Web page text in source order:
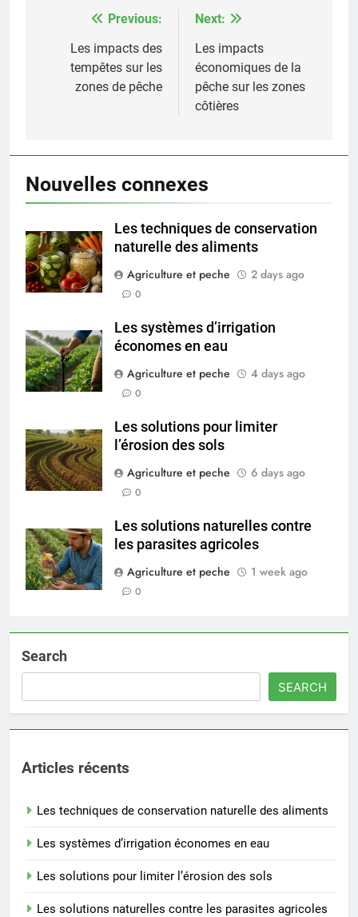
navigation
Previous:
Les impacts des
tempêtes sur les
zones de pêche
Next:
Les impacts
économiques de la
pêche sur les zones
côtières
Nouvelles connexes
Les techniques de conservation
naturelle des aliments
Agriculture et peche
2 days ago
0
Les systèmes d’irrigation
économes en eau
Agriculture et peche
4 days ago
0
Les solutions pour limiter
l’érosion des sols
Agriculture et peche
6 days ago
0
Les solutions naturelles contre
les parasites agricoles
Agriculture et peche
1 week ago
0
Search
SEARCH
Articles récents
Les techniques de conservation naturelle des aliments
Les systèmes d’irrigation économes en eau
Les solutions pour limiter l’érosion des sols
Les solutions naturelles contre les parasites agricoles